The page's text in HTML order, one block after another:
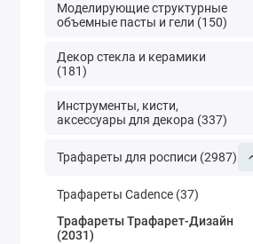
Моделирующие структурные
объемные пасты и гели (150)
Декор стекла и керамики
(181)
Инструменты, кисти,
аксессуары для декора (337)
Трафареты для росписи (2987)
Трафареты Cadence (37)
Трафареты Трафарет-Дизайн
(2031)